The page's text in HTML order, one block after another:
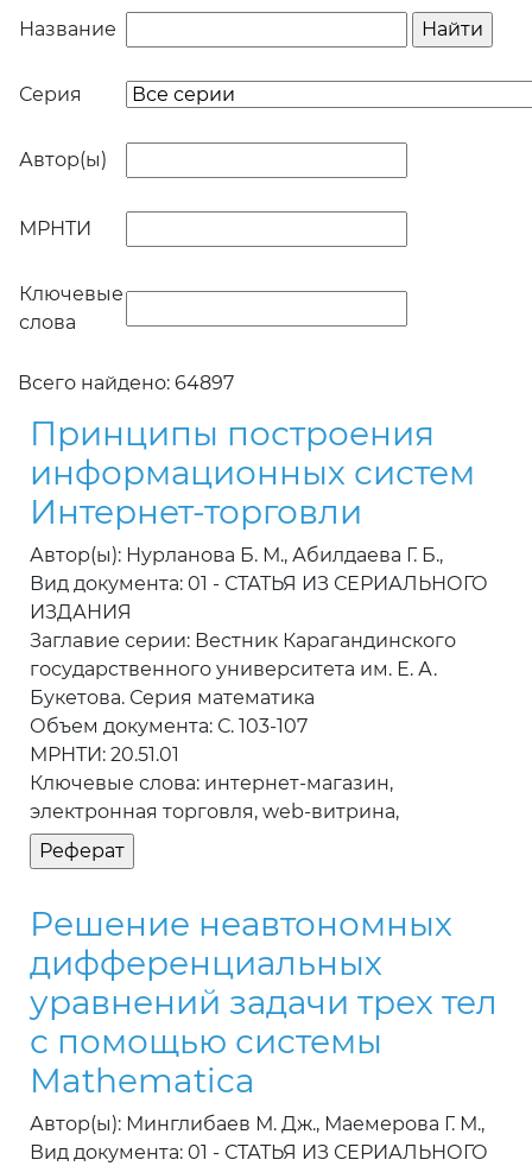
Название
Серия
Автор(ы)
МРНТИ
Ключевые
слова
Всего найдено: 64897
Принципы построения
информационных систем
Интернет-торговли
Автор(ы): Нурланова Б. М., Абилдаева Г. Б.,
Вид документа: 01 - СТАТЬЯ ИЗ СЕРИАЛЬНОГО
ИЗДАНИЯ
Заглавие серии: Вестник Карагандинского
государственного университета им. Е. А.
Букетова. Серия математика
Объем документа: С. 103-107
МРНТИ: 20.51.01
Ключевые слова: интернет-магазин,
электронная торговля, web-витрина,
Решение неавтономных
дифференциальных
уравнений задачи трех тел
с помощью системы
Mathematica
Автор(ы): Минглибаев М. Дж., Маемерова Г. М.,
Вид документа: 01 - СТАТЬЯ ИЗ СЕРИАЛЬНОГО